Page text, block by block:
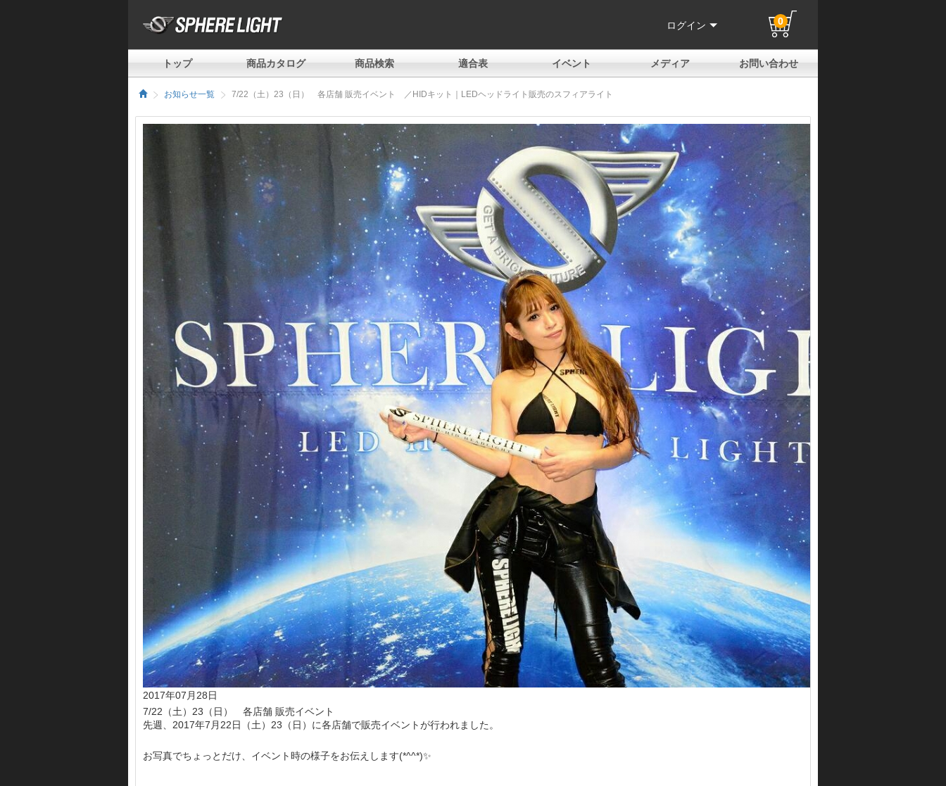
ログイン 0
トップ 商品カタログ 商品検索 適合表 イベント メディア お問い合わせ
お知らせ一覧 7/22（土）23（日） 各店舗 販売イベント ／HIDキット｜LEDヘッドライト販売のスフィアライト
2017年07月28日
7/22（土）23（日） 各店舗 販売イベント
先週、2017年7月22日（土）23（日）に各店舗で販売イベントが行われました。
お写真でちょっとだけ、イベント時の様子をお伝えします(*^^*)✨